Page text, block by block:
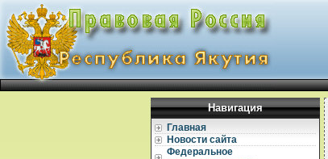
Навигация
Главная
Новости сайта
Федеральное